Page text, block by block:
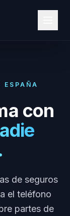
ESPAÑA
con
de seguros
el teléfono
partes de